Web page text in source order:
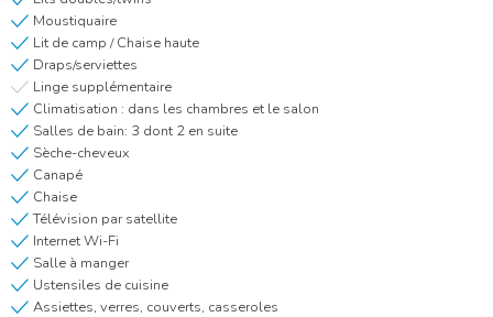
Moustiquaire
Lit de camp / Chaise haute
Draps/serviettes
Linge supplémentaire
Climatisation : dans les chambres et le salon
Salles de bain: 3 dont 2 en suite
Sèche-cheveux
Canapé
Chaise
Télévision par satellite
Internet Wi-Fi
Salle à manger
Ustensiles de cuisine
Assiettes, verres, couverts, casseroles